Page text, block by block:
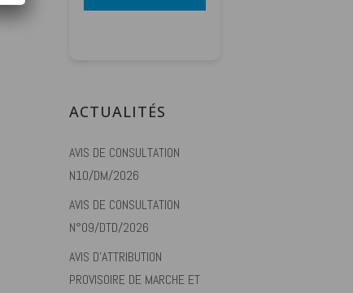
ACTUALITÉS
AVIS DE CONSULTATION
N10/DM/2026
AVIS DE CONSULTATION
N°09/DTD/2026
AVIS D’ATTRIBUTION
PROVISOIRE DE MARCHE ET